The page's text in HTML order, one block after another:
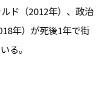
ド（2012年）、政治
年）が死後1年で街
る。